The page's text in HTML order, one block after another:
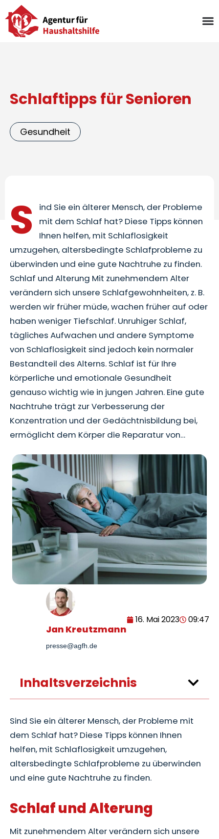
Zum
Inhalt
springen
Schlaftipps für Senioren
Gesundheit
S
ind Sie ein älterer Mensch, der Probleme
mit dem Schlaf hat? Diese Tipps können
Ihnen helfen, mit Schlaflosigkeit
umzugehen, altersbedingte Schlafprobleme zu
überwinden und eine gute Nachtruhe zu finden.
Schlaf und Alterung Mit zunehmendem Alter
verändern sich unsere Schlafgewohnheiten, z. B.
werden wir früher müde, wachen früher auf oder
haben weniger Tiefschlaf. Unruhiger Schlaf,
tägliches Aufwachen und andere Symptome
von Schlaflosigkeit sind jedoch kein normaler
Bestandteil des Alterns. Schlaf ist für Ihre
körperliche und emotionale Gesundheit
genauso wichtig wie in jungen Jahren. Eine gute
Nachtruhe trägt zur Verbesserung der
Konzentration und der Gedächtnisbildung bei,
ermöglicht dem Körper die Reparatur von…
16. Mai 2023 09:47
Jan Kreutzmann
presse@agfh.de
Inhaltsverzeichnis
Sind Sie ein älterer Mensch, der Probleme mit
dem Schlaf hat? Diese Tipps können Ihnen
helfen, mit Schlaflosigkeit umzugehen,
altersbedingte Schlafprobleme zu überwinden
und eine gute Nachtruhe zu finden.
Schlaf und Alterung
Mit zunehmendem Alter verändern sich unsere